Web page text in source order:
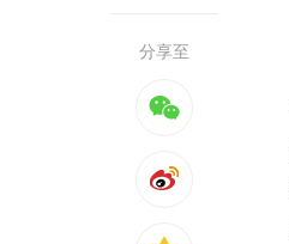
分享至